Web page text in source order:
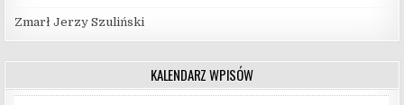
Zmarł Jerzy Szuliński
KALENDARZ WPISÓW